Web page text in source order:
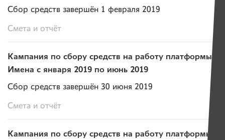
Сбор средств завершён 1 февраля 2019
Смета и отчёт
Кампания по сбору средств на работу платформы
Имена с января 2019 по июнь 2019
Сбор средств завершён 30 июня 2019
Смета и отчёт
Кампания по сбору средств на работу платформы